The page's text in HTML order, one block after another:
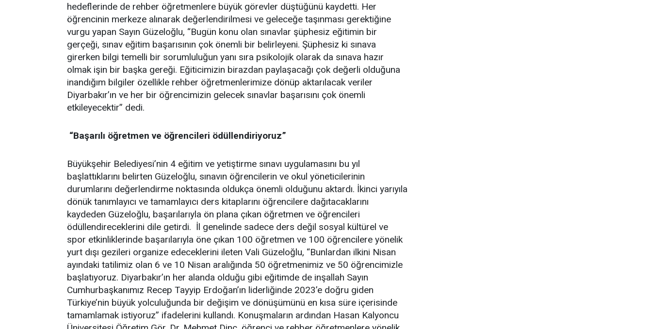
hedeflerinde de rehber öğretmenlere büyük görevler düştüğünü kaydetti. Her
öğrencinin merkeze alınarak değerlendirilmesi ve geleceğe taşınması gerektiğine
vurgu yapan Sayın Güzeloğlu, “Bugün konu olan sınavlar şüphesiz eğitimin bir
gerçeği, sınav eğitim başarısının çok önemli bir belirleyeni. Şüphesiz ki sınava
girerken bilgi temelli bir sorumluluğun yanı sıra psikolojik olarak da sınava hazır
olmak işin bir başka gereği. Eğiticimizin birazdan paylaşacağı çok değerli olduğuna
inandığım bilgiler özellikle rehber öğretmenlerimize dönüp aktarılacak veriler
Diyarbakır’ın ve her bir öğrencimizin gelecek sınavlar başarısını çok önemli
etkileyecektir” dedi.
“Başarılı öğretmen ve öğrencileri ödüllendiriyoruz”
Büyükşehir Belediyesi’nin 4 eğitim ve yetiştirme sınavı uygulamasını bu yıl
başlattıklarını belirten Güzeloğlu, sınavın öğrencilerin ve okul yöneticilerinin
durumlarını değerlendirme noktasında oldukça önemli olduğunu aktardı. İkinci yarıyıla
dönük tanımlayıcı ve tamamlayıcı ders kitaplarını öğrencilere dağıtacaklarını
kaydeden Güzeloğlu, başarılarıyla ön plana çıkan öğretmen ve öğrencileri
ödüllendireceklerini dile getirdi. İl genelinde sadece ders değil sosyal kültürel ve
spor etkinliklerinde başarılarıyla öne çıkan 100 öğretmen ve 100 öğrencilere yönelik
yurt dışı gezileri organize edeceklerini ileten Vali Güzeloğlu, “Bunlardan ilkini Nisan
ayındaki tatilimiz olan 6 ve 10 Nisan aralığında 50 öğretmenimiz ve 50 öğrencimizle
başlatıyoruz. Diyarbakır’ın her alanda olduğu gibi eğitimde de inşallah Sayın
Cumhurbaşkanımız Recep Tayyip Erdoğan’ın liderliğinde 2023’e doğru giden
Türkiye’nin büyük yolculuğunda bir değişim ve dönüşümünü en kısa süre içerisinde
tamamlamak istiyoruz” ifadelerini kullandı. Konuşmaların ardından Hasan Kalyoncu